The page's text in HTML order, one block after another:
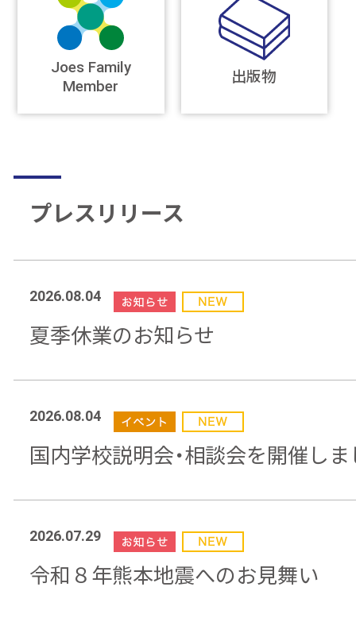
Joes Family
Member
出版物
プレスリリース
2026.08.04
夏季休業のお知らせ
2026.08.04
国内学校説明会・相談会を開催し
2026.07.29
令和８年熊本地震へのお見舞い